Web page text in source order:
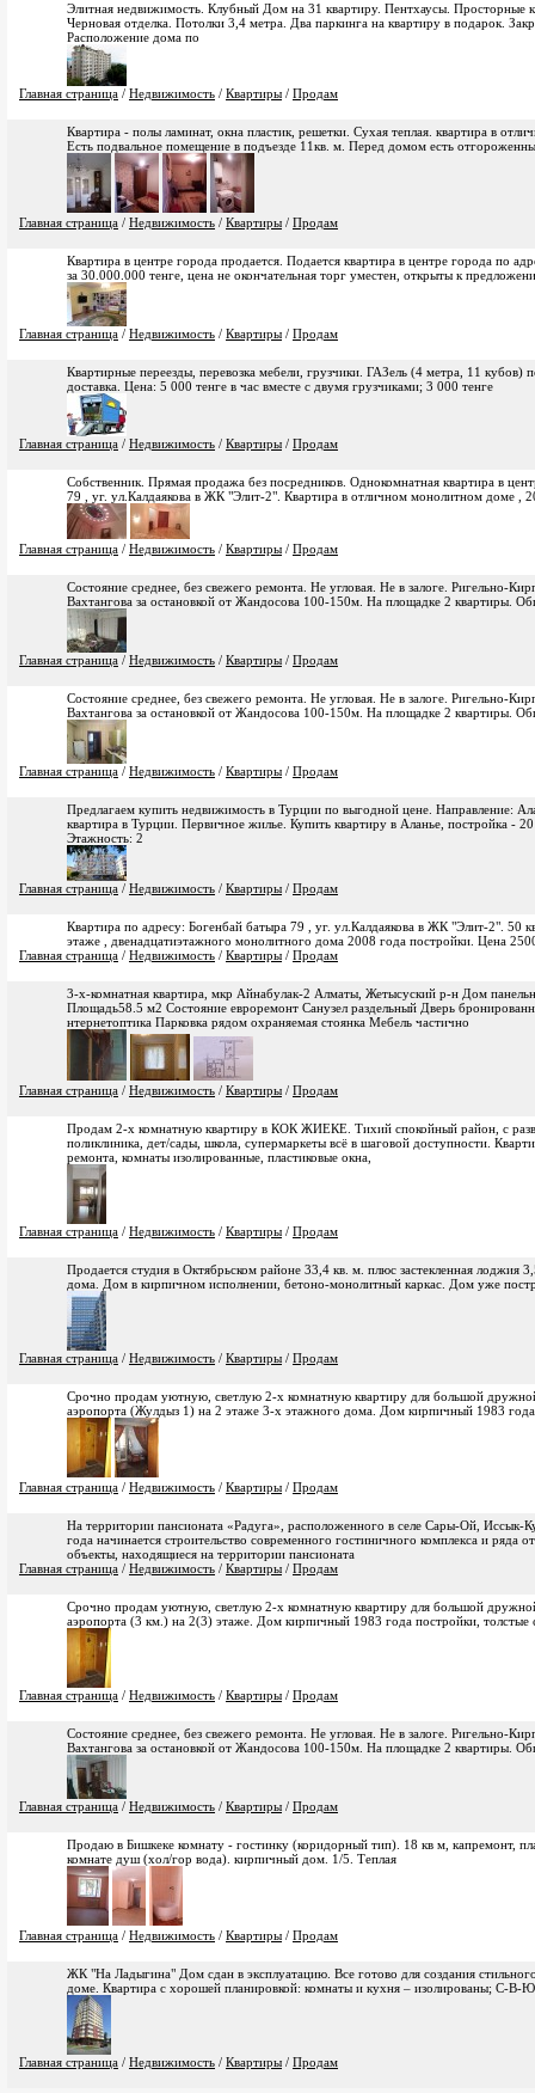
Элитная недвижимость. Клубный Дом на 31 квартиру. Пентхаусы. Просторные
Черновая отделка. Потолки 3,4 метра. Два паркинга на квартиру в подарок.
Расположение дома по
Главная страница / Недвижимость / Квартиры / Продам
Квартира - полы ламинат, окна пластик, решетки. Сухая теплая. квартира в
Есть подвальное помещение в подъезде 11кв. м. Перед домом есть
Главная страница / Недвижимость / Квартиры / Продам
Квартира в центре города продается. Подается квартира в центре города по
за 30.000.000 тенге, цена не окончательная торг уместен, открыты к
Главная страница / Недвижимость / Квартиры / Продам
Квартирные переезды, перевозка мебели, грузчики. ГАЗель (4 метра, 11 кубов)
доставка. Цена: 5 000 тенге в час вместе с двумя грузчиками; 3 000 тенге
Главная страница / Недвижимость / Квартиры / Продам
Собственник. Прямая продажа без посредников. Однокомнатная квартира в
79 , уг. ул.Калдаякова в ЖК "Элит-2". Квартира в отличном монолитном доме ,
Главная страница / Недвижимость / Квартиры / Продам
Состояние среднее, без свежего ремонта. Не угловая. Не в залоге. Ригельно-
Вахтангова за остановкой от Жандосова 100-150м. На площадке 2 квартиры.
Главная страница / Недвижимость / Квартиры / Продам
Состояние среднее, без свежего ремонта. Не угловая. Не в залоге. Ригельно-
Вахтангова за остановкой от Жандосова 100-150м. На площадке 2 квартиры.
Главная страница / Недвижимость / Квартиры / Продам
Предлагаем купить недвижимость в Турции по выгодной цене. Направление:
квартира в Турции. Первичное жилье. Купить квартиру в Аланье, постройка -
Этажность: 2
Главная страница / Недвижимость / Квартиры / Продам
Квартира по адресу: Богенбай батыра 79 , уг. ул.Калдаякова в ЖК "Элит-2". 50
этаже , двенадцатиэтажного монолитного дома 2008 года постройки. Цена
Главная страница / Недвижимость / Квартиры / Продам
3-х-комнатная квартира, мкр Айнабулак-2 Алматы, Жетысуский р-н Дом
Площадь58.5 м2 Состояние евроремонт Санузел раздельный Дверь
нтернетоптика Парковка рядом охраняемая стоянка Мебель частично
Главная страница / Недвижимость / Квартиры / Продам
Продам 2-х комнатную квартиру в КОК ЖИЕКЕ. Тихий спокойный район, с
поликлиника, дет/сады, школа, супермаркеты всё в шаговой доступности.
ремонта, комнаты изолированные, пластиковые окна,
Главная страница / Недвижимость / Квартиры / Продам
Продается студия в Октябрьском районе 33,4 кв. м. плюс застекленная лоджия
дома. Дом в кирпичном исполнении, бетоно-монолитный каркас. Дом уже
Главная страница / Недвижимость / Квартиры / Продам
Срочно продам уютную, светлую 2-х комнатную квартиру для большой
аэропорта (Жулдыз 1) на 2 этаже 3-х этажного дома. Дом кирпичный 1983 года
Главная страница / Недвижимость / Квартиры / Продам
На территории пансионата «Радуга», расположенного в селе Сары-Ой, Иссык-
года начинается строительство современного гостиничного комплекса и ряда
объекты, находящиеся на территории пансионата
Главная страница / Недвижимость / Квартиры / Продам
Срочно продам уютную, светлую 2-х комнатную квартиру для большой
аэропорта (3 км.) на 2(3) этаже. Дом кирпичный 1983 года постройки, толстые
Главная страница / Недвижимость / Квартиры / Продам
Состояние среднее, без свежего ремонта. Не угловая. Не в залоге. Ригельно-
Вахтангова за остановкой от Жандосова 100-150м. На площадке 2 квартиры.
Главная страница / Недвижимость / Квартиры / Продам
Продаю в Бишкеке комнату - гостинку (коридорный тип). 18 кв м, капремонт,
комнате душ (хол/гор вода). кирпичный дом. 1/5. Теплая
Главная страница / Недвижимость / Квартиры / Продам
ЖК "На Ладыгина" Дом сдан в эксплуатацию. Все готово для создания
доме. Квартира с хорошей планировкой: комнаты и кухня – изолированы; С-В-
Главная страница / Недвижимость / Квартиры / Продам